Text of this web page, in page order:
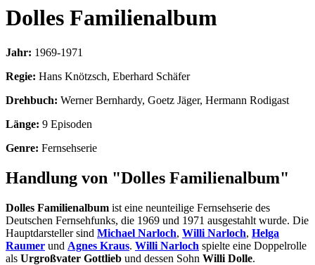
Dolles Familienalbum
Jahr: 1969-1971
Regie: Hans Knötzsch, Eberhard Schäfer
Drehbuch: Werner Bernhardy, Goetz Jäger, Hermann Rodigast
Länge: 9 Episoden
Genre: Fernsehserie
Handlung von "Dolles Familienalbum"
Dolles Familienalbum ist eine neunteilige Fernsehserie des
Deutschen Fernsehfunks, die 1969 und 1971 ausgestahlt wurde. Die
Hauptdarsteller sind Michael Narloch, Willi Narloch, Helga
Raumer und Agnes Kraus. Willi Narloch spielte eine Doppelrolle
als Urgroßvater Gottlieb und dessen Sohn Willi Dolle.